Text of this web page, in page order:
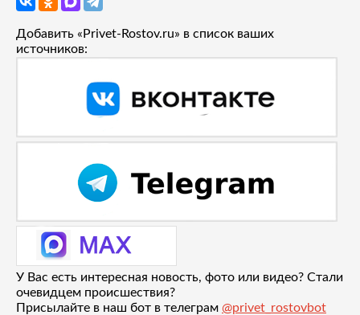
Добавить «Privet-Rostov.ru» в список ваших
источников:
У Вас есть интересная новость, фото или видео? Стали
очевидцем происшествия?
Присылайте в наш бот в телеграм @privet_rostovbot